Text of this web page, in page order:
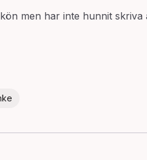
men har inte hunnit skriva